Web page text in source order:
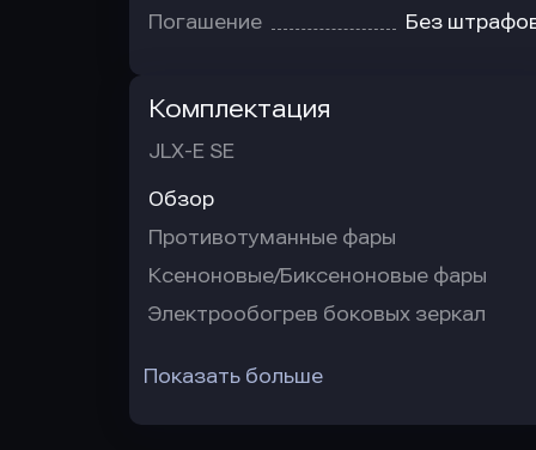
Погашение Без
Комплектация
JLX-E SE
Обзор
Противотуманные фары
Ксеноновые/Биксеноновые фары
Электрообогрев боковых зеркал
Показать больше